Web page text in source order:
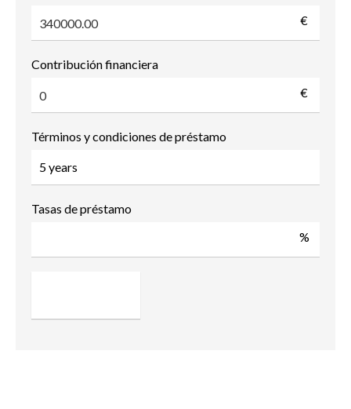
€
Contribución financiera
€
Términos y condiciones de préstamo
Tasas de préstamo
%